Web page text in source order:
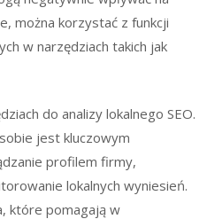
można korzystać z funkcji
w narzędziach takich jak
do analizy lokalnego SEO.
jest kluczowym
profilem firmy,
lokalnych wyniesień.
które pomagają w